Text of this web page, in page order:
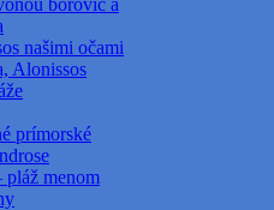
borovíc a
našimi očami
Alonissos
prímorské
pláž menom